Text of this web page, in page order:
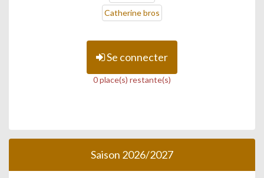
Catherine bros
Se connecter
0 place(s) restante(s)
Saison 2026/2027